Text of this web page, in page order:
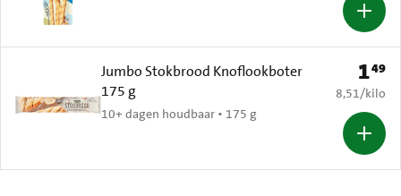
Jumbo Stokbrood Knoflookboter
175 g
10+ dagen houdbaar • 175 g
Prijs:
149
€ 8,51 per
8,51/kilo